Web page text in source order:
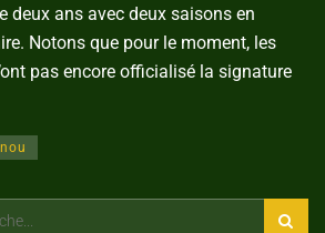
deux ans avec deux saisons en
Notons que pour le moment, les
pas encore officialisé la signature